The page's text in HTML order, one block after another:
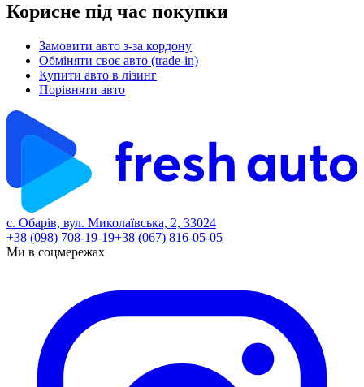
Корисне під час покупки
Замовити авто з-за кордону
Обміняти своє авто (trade-in)
Купити авто в лізинг
Порівняти авто
с. Обарів, вул. Миколаївська, 2, 33024
+38 (098) 708-19-19+38 (067) 816-05-05
Ми в соцмережах